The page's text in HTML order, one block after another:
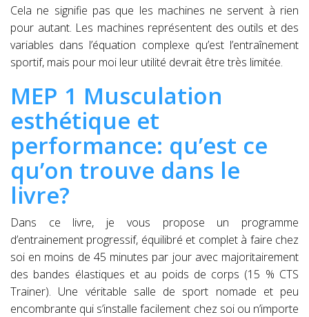
Cela ne signifie pas que les machines ne servent à rien
pour autant. Les machines représentent des outils et des
variables dans l’équation complexe qu’est l’entraînement
sportif, mais pour moi leur utilité devrait être très limitée.
MEP 1 Musculation
esthétique et
performance: qu’est ce
qu’on trouve dans le
livre?
Dans ce livre, je vous propose un programme
d’entrainement progressif, équilibré et complet à faire chez
soi en moins de 45 minutes par jour avec majoritairement
des bandes élastiques et au poids de corps (15 % CTS
Trainer). Une véritable salle de sport nomade et peu
encombrante qui s’installe facilement chez soi ou n’importe